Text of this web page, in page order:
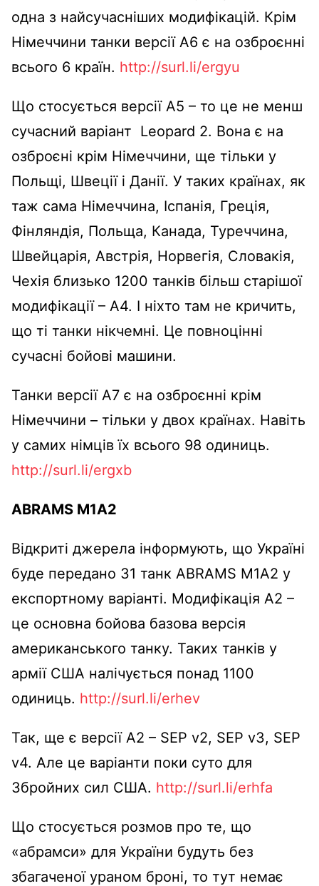
одна з найсучасніших модифікацій. Крім
Німеччини танки версії А6 є на озброєнні
всього 6 країн. http://surl.li/ergyu
Що стосується версії А5 – то це не менш
сучасний варіант Leopard 2. Вона є на
озброєні крім Німеччини, ще тільки у
Польщі, Швеції і Данії. У таких країнах, як
таж сама Німеччина, Іспанія, Греція,
Фінляндія, Польща, Канада, Туреччина,
Швейцарія, Австрія, Норвегія, Словакія,
Чехія близько 1200 танків більш старішої
модифікації – А4. І ніхто там не кричить,
що ті танки нікчемні. Це повноцінні
сучасні бойові машини.
Танки версії А7 є на озброєнні крім
Німеччини – тільки у двох країнах. Навіть
у самих німців їх всього 98 одиниць.
http://surl.li/ergxb
ABRAMS M1A2
Відкриті джерела інформують, що Україні
буде передано 31 танк ABRAMS M1A2 у
експортному варіанті. Модифікація A2 –
це основна бойова базова версія
американського танку. Таких танків у
армії США налічується понад 1100
одиниць. http://surl.li/erhev
Так, ще є версії А2 – SEP v2, SEP v3, SEP
v4. Але це варіанти поки суто для
Збройних сил США. http://surl.li/erhfa
Що стосується розмов про те, що
«абрамси» для України будуть без
збагаченої ураном броні, то тут немає